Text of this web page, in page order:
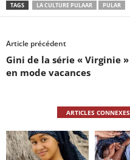
TAGS LA CULTURE PULAAR PULAR
Article précédent
Gini de la série « Virginie »
en mode vacances
ARTICLES CONNEXES